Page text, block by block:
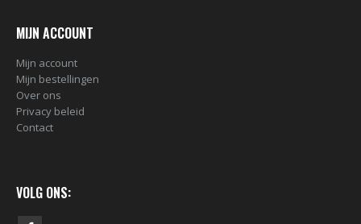
MIJN ACCOUNT
Mijn account
Mijn bestellingen
Over ons
Privacy beleid
Contact
VOLG ONS: